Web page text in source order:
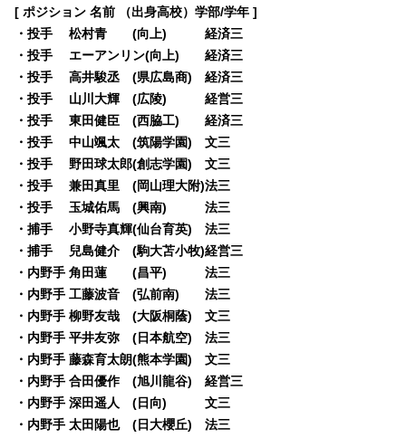
[ ポジション 名前 （出身高校）学部/学年 ]
・投手 松村青 (向上) 経済三
・投手 エーアンリン(向上) 経済三
・投手 高井駿丞 (県広島商) 経済三
・投手 山川大輝 (広陵) 経営三
・投手 東田健臣 (西脇工) 経済三
・投手 中山颯太 (筑陽学園) 文三
・投手 野田球太郎(創志学園) 文三
・投手 兼田真里 (岡山理大附)法三
・投手 玉城佑馬 (興南) 法三
・捕手 小野寺真輝(仙台育英) 法三
・捕手 兒島健介 (駒大苫小牧)経営三
・内野手 角田蓮 (昌平) 法三
・内野手 工藤波音 (弘前南) 法三
・内野手 柳野友哉 (大阪桐蔭) 文三
・内野手 平井友弥 (日本航空) 法三
・内野手 藤森育太朗(熊本学園) 文三
・内野手 合田優作 (旭川龍谷) 経営三
・内野手 深田遥人 (日向) 文三
・内野手 太田陽也 (日大櫻丘) 法三